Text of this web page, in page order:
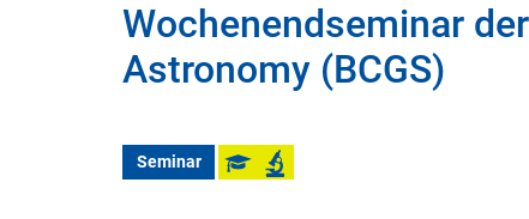
Wochenendseminar
Astronomy (BCGS)
Seminar